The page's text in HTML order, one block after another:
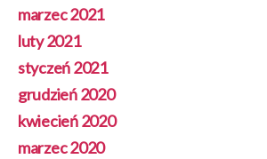
marzec 2021
luty 2021
styczeń 2021
grudzień 2020
kwiecień 2020
marzec 2020